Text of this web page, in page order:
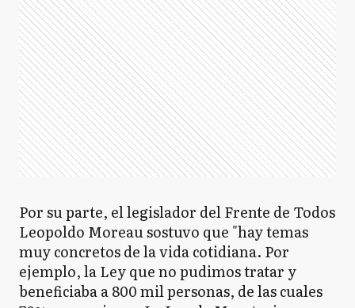
Por su parte, el legislador del Frente de Todos
Leopoldo Moreau sostuvo que "hay temas
muy concretos de la vida cotidiana. Por
ejemplo, la Ley que no pudimos tratar y
beneficiaba a 800 mil personas, de las cuales